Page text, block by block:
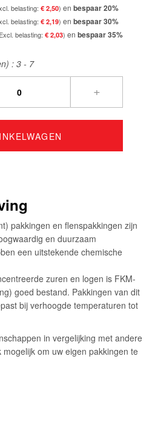
€ 2,50 en bespaar20%
€ 2,19 en bespaar30%
€ 2,03 en bespaar35%
: 3 - 7
+
pakkingen en flenspakkingen zijn
en duurzaam
een uitstekende chemische
zuren en logen is FKM-
goed bestand. Pakkingen van dit
bij verhoogde temperaturen tot
in vergelijking met andere
om uw eigen pakkingen te